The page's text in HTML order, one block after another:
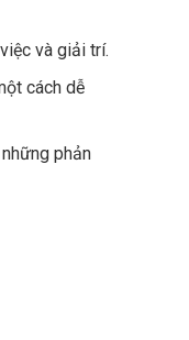
và giải trí.
cách dễ
phản